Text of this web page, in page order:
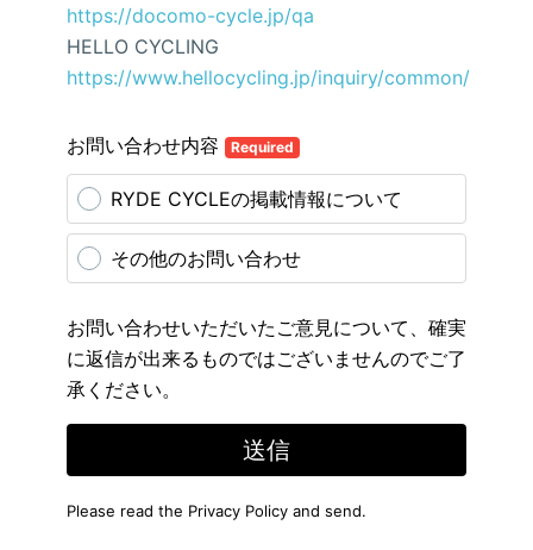
https://docomo-cycle.jp/qa
HELLO CYCLING
https://www.hellocycling.jp/inquiry/common/
お問い合わせ内容 Required
RYDE CYCLEの掲載情報について
その他のお問い合わせ
お問い合わせいただいたご意見について、確実
に返信が出来るものではございませんのでご了
承ください。
送信
Please read the Privacy Policy and send.